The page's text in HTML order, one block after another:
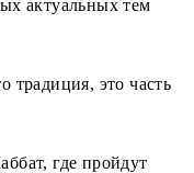
актуальных тем
это часть
где пройдут